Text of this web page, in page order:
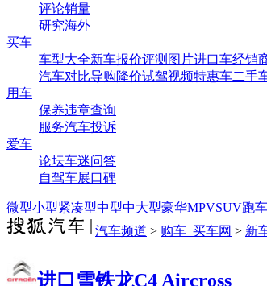
评论销量
研究海外
买车
车型大全新车报价评测 图片进口车经销
汽车对比导购降价试驾视频特惠车二手
用车
保养违章查询
服务汽车投诉
爱车
论坛车迷问答
自驾车展口碑
微型小型紧凑型中型中大型豪华MPVSUV跑车
汽车频道 > 购车_买车网 > 新
进口雪铁龙C4 Aircross